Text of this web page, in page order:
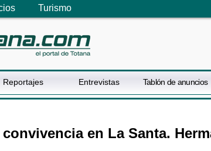
Turismo
Reportajes Entrevistas Tablón de anuncios
en La Santa.